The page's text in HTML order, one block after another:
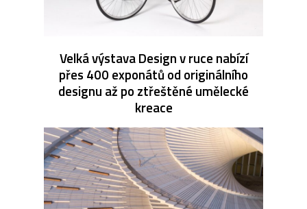
Velká výstava Design v ruce nabízí
přes 400 exponátů od originálního
designu až po ztřeštěné umělecké
kreace